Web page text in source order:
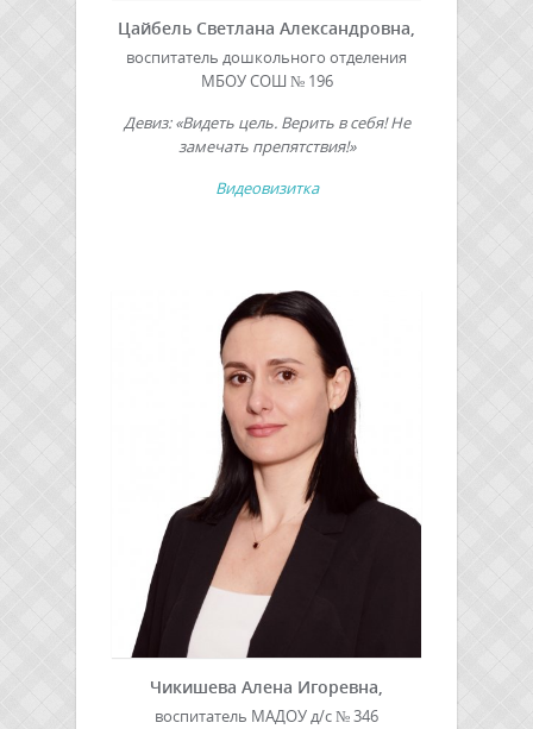
Цайбель Светлана Александровна,
воспитатель дошкольного отделения
МБОУ СОШ № 196
Девиз: «Видеть цель. Верить в себя! Не
замечать препятствия!»
Видеовизитка
Чикишева Алена Игоревна,
воспитатель МАДОУ д/с № 346